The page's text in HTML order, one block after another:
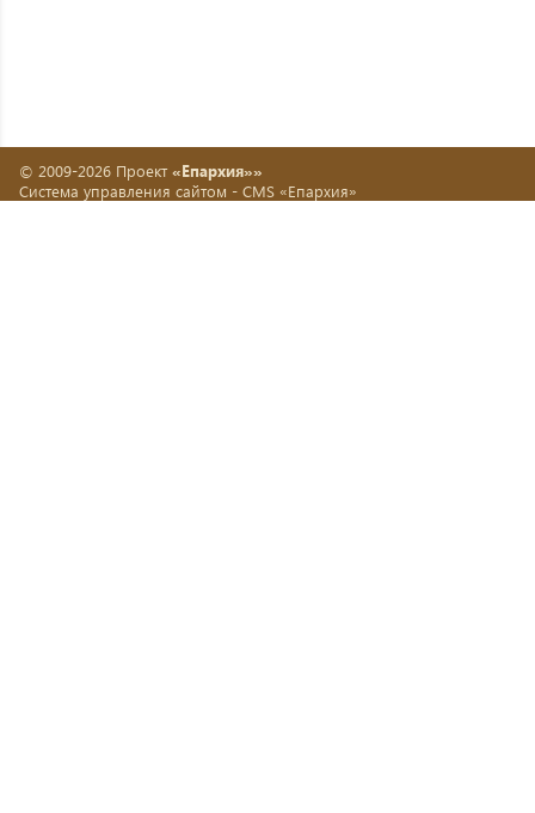
© 2009-2026 Проект «Епархия»»
Система управления сайтом - CMS «Епархия»